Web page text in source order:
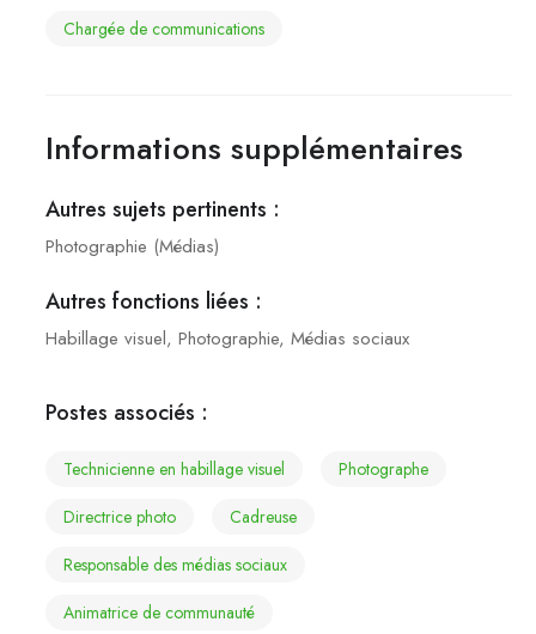
chargée de communications
Informations supplémentaires
Autres sujets pertinents :
Photographie (Médias)
Autres fonctions liées :
Habillage visuel, Photographie, Médias sociaux
Postes associés :
technicienne en habillage visuel
photographe
directrice photo
cadreuse
responsable des médias sociaux
animatrice de communauté